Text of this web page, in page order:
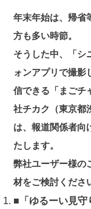
年末年始は、帰省
方も多い時節。
そうした中、「シ
ォンアプリで撮影
信できる「まごチ
社チカク（東京都
は、報道関係者向
たします。
弊社ユーザー様の
材をご検討くださ
■「ゆるーい見守